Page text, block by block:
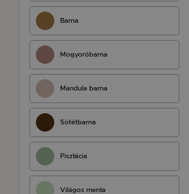
Barna
Mogyoróbarna
Mandula barna
Sötétbarna
Pisztácia
Világos menta